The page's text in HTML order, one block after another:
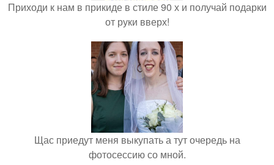
Приходи к нам в прикиде в стиле 90 х и получай подарки
от руки вверх!
Щас приедут меня выкупать а тут очередь на
фотосессию со мной.